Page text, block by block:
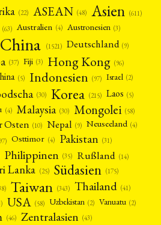
(22) ASEAN (48) Asien (611)
(63) Australien (4) Austronesien (3)
China (1521) Deutschland (9)
(37) Fiji (3) Hong Kong (96)
(5) Indonesien (97) Israel (2)
(30) Korea (215) Laos (5)
(4) Malaysia (30) Mongolei (58)
Osten (10) Nepal (9) Neuseeland (4)
Osttimor (4) Pakistan (31)
Philippinen (35) Rußland (14)
Lanka (25) Südasien (175)
Taiwan (343) Thailand (41)
USA (58) Uzbekistan (2) Vanuatu (2)
(46) Zentralasien (43)